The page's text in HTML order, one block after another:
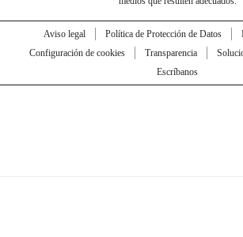
Aviso legal Política de Protección de Datos
Configuración de cookies
Transparencia
Escríbanos